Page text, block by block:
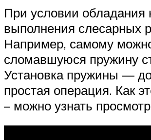
При условии обладания
выполнения слесарных
Например, самому
сломавшуюся пружину
Установка пружины —
простая операция. Как
– можно узнать